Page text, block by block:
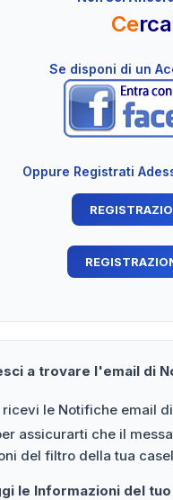
Cerca
Se disponi di un
Oppure Registrati
a trovare l'email di
ricevi le Notifiche email di
assicurarti che il
del filtro della tua
le Informazioni del